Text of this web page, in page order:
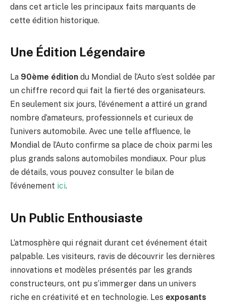
dans cet article les principaux faits marquants de
cette édition historique.
Une Édition Légendaire
La 90ème édition du Mondial de l’Auto s’est soldée par
un chiffre record qui fait la fierté des organisateurs.
En seulement six jours, l’événement a attiré un grand
nombre d’amateurs, professionnels et curieux de
l’univers automobile. Avec une telle affluence, le
Mondial de l’Auto confirme sa place de choix parmi les
plus grands salons automobiles mondiaux. Pour plus
de détails, vous pouvez consulter le bilan de
l’événement ici.
Un Public Enthousiaste
L’atmosphère qui régnait durant cet événement était
palpable. Les visiteurs, ravis de découvrir les dernières
innovations et modèles présentés par les grands
constructeurs, ont pu s’immerger dans un univers
riche en créativité et en technologie. Les exposants